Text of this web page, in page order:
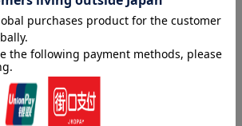
東条さかな(著) ,
ばーど
ホーリーアンデッド
KNコミックス
ビジュアルアーツ